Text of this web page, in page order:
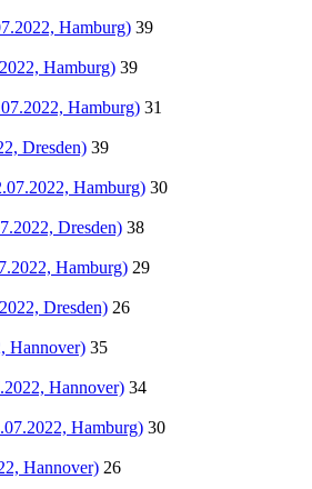
Hamburg) 39
Hamburg) 39
Hamburg) 31
Dresden) 39
Hamburg) 30
Dresden) 38
Hamburg) 29
Dresden) 26
Hannover) 35
Hannover) 34
Hamburg) 30
Hannover) 26